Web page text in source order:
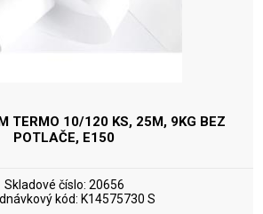
TERMO 10/120 KS, 25M, 9KG BEZ
POTLAČE, E150
Skladové číslo: 20656
kód: K14575730 S